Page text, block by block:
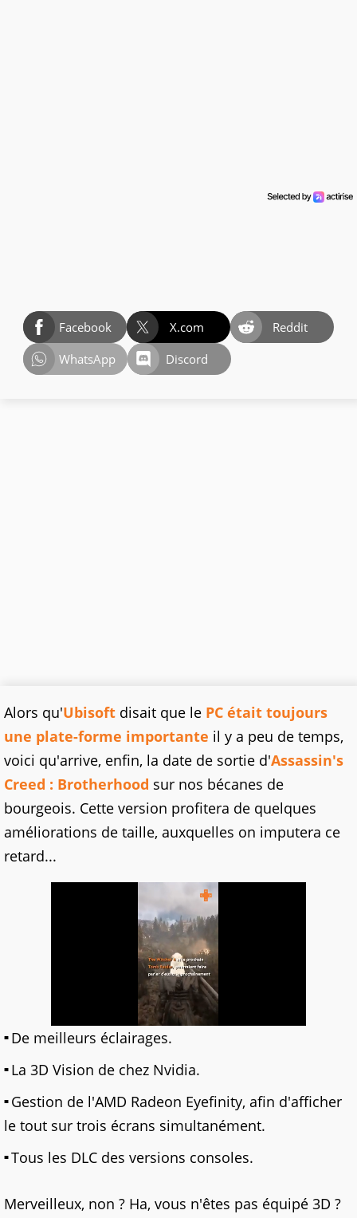
Facebook X.com
Reddit
WhatsApp
Discord
Alors qu'Ubisoft disait que le PC était toujours
une plate-forme importante il y a peu de temps,
voici qu'arrive, enfin, la date de sortie d'Assassin's
Creed : Brotherhood sur nos bécanes de
bourgeois. Cette version profitera de quelques
améliorations de taille, auxquelles on imputera ce
retard...
De meilleurs éclairages.
La 3D Vision de chez Nvidia.
Gestion de l'AMD Radeon Eyefinity, afin d'afficher
le tout sur trois écrans simultanément.
Tous les DLC des versions consoles.
Merveilleux, non ? Ha, vous n'êtes pas équipé 3D ?